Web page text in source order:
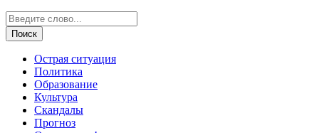
Острая ситуация
Политика
Образование
Культура
Скандалы
Прогноз